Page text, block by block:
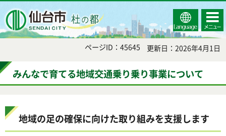
Select
Language
コンテ
ンツメ
ニュー
ページID：45645 更新日：2026年4月1日
みんなで育てる地域交通乗り乗り事業について
地域の足の確保に向けた取り組みを支援します